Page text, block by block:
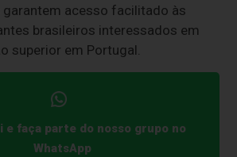
garantem acesso facilitado às
brasileiros interessados em
superior em Portugal.
e faça parte do nosso grupo no
WhatsApp